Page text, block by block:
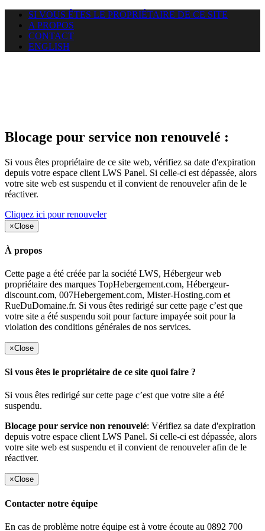
SI VOUS ÊTES LE PROPRIÉTAIRE DE CE SITE
A PROPOS
CONTACT
ENGLISH
Blocage pour service non renouvelé :
Si vous êtes propriétaire de ce site web, vérifiez sa date d'expiration
depuis votre espace client LWS Panel. Si celle-ci est dépassée, alors
votre site web est suspendu et il convient de renouveler afin de le
réactiver.
Cliquez ici pour renouveler
×Close
À propos
Cette page a été créée par la société LWS, Hébergeur web
propriétaire des marques TopHebergement.com, Hébergeur-
discount.com, 007Hebergement.com, Mister-Hosting.com et
RueDuDomaine.fr. Si vous êtes redirigé sur cette page c’est que
votre site a été suspendu soit pour facture impayée soit pour la
violation des conditions générales de nos services.
×Close
Si vous êtes le propriétaire de ce site quoi faire ?
Si vous êtes redirigé sur cette page c’est que votre site a été
suspendu.
Blocage pour service non renouvelé: Vérifiez sa date d'expiration
depuis votre espace client LWS Panel. Si celle-ci est dépassée, alors
votre site web est suspendu et il convient de renouveler afin de le
réactiver.
×Close
Contacter notre équipe
En cas de problème notre équipe est à votre écoute au 0892 700